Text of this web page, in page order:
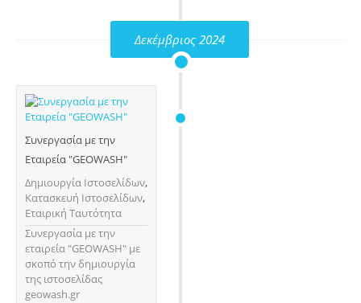
Δεκέμβριος 2024
Συνεργασία με την
Εταιρεία "GEOWASH"
Δημιουργία Ιστοσελίδων,
Κατασκευή Ιστοσελίδων,
Εταιρική Ταυτότητα
Συνεργασία με την
εταιρεία "GEOWASH" με
σκοπό την δημιουργία
της ιστοσελίδας
geowash.gr